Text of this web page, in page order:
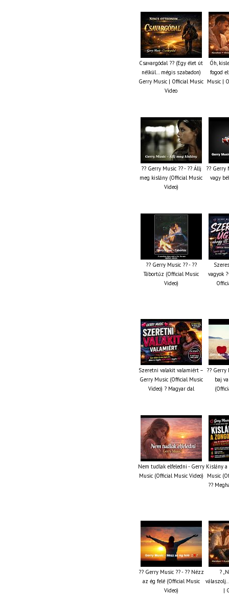
Csavargódal ?? (Egy élet út
nélkül… mégis szabadon)
Gerry Music | Official Music
Video
Óh,
fogod
Music |
?? Gerry Music ?? - ?? Állj
meg kislány (Official Music
Video)
?? Gerry
vagy
?? Gerry Music ?? - ??
Tábortűz (Official Music
Video)
vagyok
Szeretni valakit valamiért –
Gerry Music (Official Music
Video) ? Magyar dal
?? Gerry
baj
Nem tudlak elfeledni - Gerry
Music (Official Music Video)
Kislány a
Music
??
?? Gerry Music ?? - ?? Nézz
az ég felé (Official Music
Video)
?
|